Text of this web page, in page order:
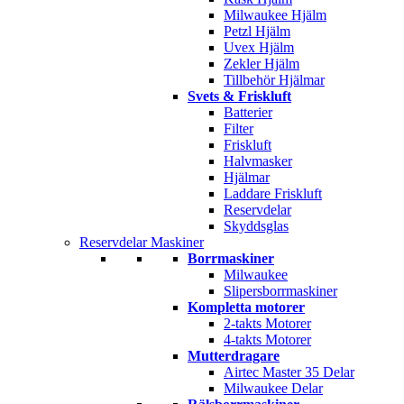
Milwaukee Hjälm
Petzl Hjälm
Uvex Hjälm
Zekler Hjälm
Tillbehör Hjälmar
Svets & Friskluft
Batterier
Filter
Friskluft
Halvmasker
Hjälmar
Laddare Friskluft
Reservdelar
Skyddsglas
Reservdelar Maskiner
Borrmaskiner
Milwaukee
Slipersborrmaskiner
Kompletta motorer
2-takts Motorer
4-takts Motorer
Mutterdragare
Airtec Master 35 Delar
Milwaukee Delar